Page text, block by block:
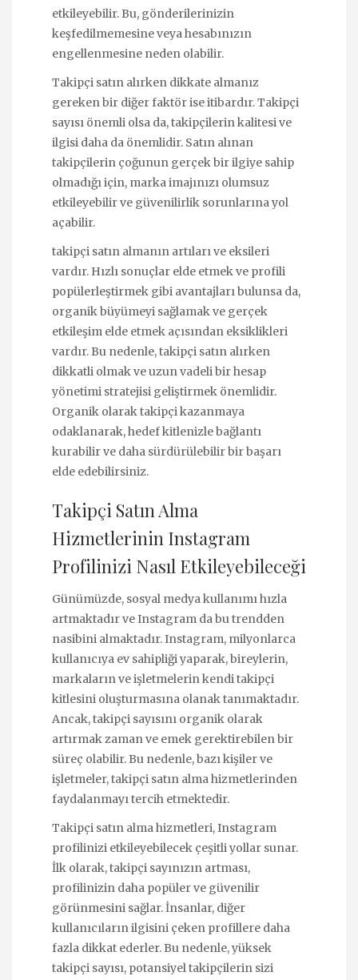
etkileyebilir. Bu, gönderilerinizin
keşfedilmemesine veya hesabınızın
engellenmesine neden olabilir.
Takipçi satın alırken dikkate almanız
gereken bir diğer faktör ise itibardır. Takipçi
sayısı önemli olsa da, takipçilerin kalitesi ve
ilgisi daha da önemlidir. Satın alınan
takipçilerin çoğunun gerçek bir ilgiye sahip
olmadığı için, marka imajınızı olumsuz
etkileyebilir ve güvenilirlik sorunlarına yol
açabilir.
takipçi satın almanın artıları ve eksileri
vardır. Hızlı sonuçlar elde etmek ve profili
popülerleştirmek gibi avantajları bulunsa da,
organik büyümeyi sağlamak ve gerçek
etkileşim elde etmek açısından eksiklikleri
vardır. Bu nedenle, takipçi satın alırken
dikkatli olmak ve uzun vadeli bir hesap
yönetimi stratejisi geliştirmek önemlidir.
Organik olarak takipçi kazanmaya
odaklanarak, hedef kitlenizle bağlantı
kurabilir ve daha sürdürülebilir bir başarı
elde edebilirsiniz.
Takipçi Satın Alma
Hizmetlerinin Instagram
Profilinizi Nasıl Etkileyebileceği
Günümüzde, sosyal medya kullanımı hızla
artmaktadır ve Instagram da bu trendden
nasibini almaktadır. Instagram, milyonlarca
kullanıcıya ev sahipliği yaparak, bireylerin,
markaların ve işletmelerin kendi takipçi
kitlesini oluşturmasına olanak tanımaktadır.
Ancak, takipçi sayısını organik olarak
artırmak zaman ve emek gerektirebilen bir
süreç olabilir. Bu nedenle, bazı kişiler ve
işletmeler, takipçi satın alma hizmetlerinden
faydalanmayı tercih etmektedir.
Takipçi satın alma hizmetleri, Instagram
profilinizi etkileyebilecek çeşitli yollar sunar.
İlk olarak, takipçi sayınızın artması,
profilinizin daha popüler ve güvenilir
görünmesini sağlar. İnsanlar, diğer
kullanıcıların ilgisini çeken profillere daha
fazla dikkat ederler. Bu nedenle, yüksek
takipçi sayısı, potansiyel takipçilerin sizi